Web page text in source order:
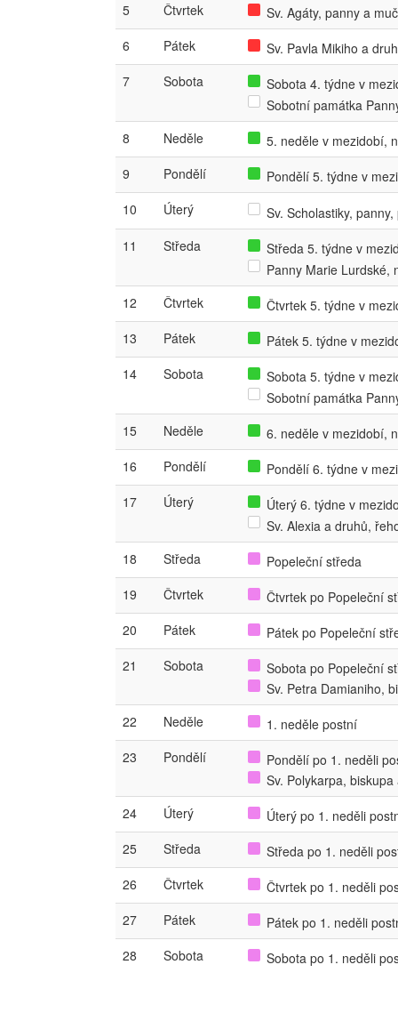
5
Čtvrtek
Sv. Agáty, panny a
6
Pátek
Sv. Pavla Mikiho a
7
Sobota
Sobota 4. týdne v
Sobotní památka
8
Neděle
5. neděle v mezidobí,
9
Pondělí
Pondělí 5. týdne v
10
Úterý
Sv. Scholastiky,
11
Středa
Středa 5. týdne v
Panny Marie Lurdské,
12
Čtvrtek
Čtvrtek 5. týdne v
13
Pátek
Pátek 5. týdne v
14
Sobota
Sobota 5. týdne v
Sobotní památka
15
Neděle
6. neděle v mezidobí,
16
Pondělí
Pondělí 6. týdne v
17
Úterý
Úterý 6. týdne v
Sv. Alexia a druhů,
18
Středa
Popeleční středa
19
Čtvrtek
Čtvrtek po Popeleční
20
Pátek
Pátek po Popeleční
21
Sobota
Sobota po Popeleční
Sv. Petra Damianiho,
22
Neděle
1. neděle postní
23
Pondělí
Pondělí po 1. neděli
Sv. Polykarpa,
24
Úterý
Úterý po 1. neděli
25
Středa
Středa po 1. neděli
26
Čtvrtek
Čtvrtek po 1. neděli
27
Pátek
Pátek po 1. neděli
28
Sobota Sobota po 1. neděli